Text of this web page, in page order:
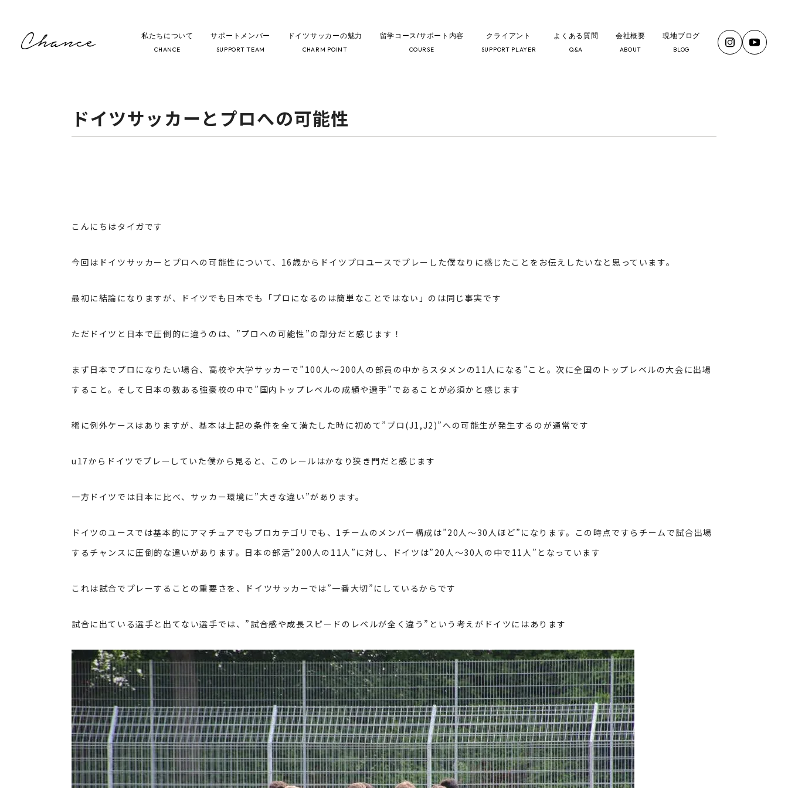
私たちについて
CHANCE
サポートメンバー
SUPPORT TEAM
ドイツサッカーの魅力
CHARM POINT
留学コース/サポート内容
COURSE
クライアント
SUPPORT PLAYER
よくある質問
Q&A
会社概要
ABOUT
現地ブログ
BLOG
ブログ／お知らせ ドイツサッカーとプロへの可能性
ドイツサッカーとプロへの可能性
こんにちはタイガです
今回はドイツサッカーとプロへの可能性について、 16歳からドイツプロユースでプレーした僕なりに感じたことをお伝えしたいなと思っています。
最初に結論になりますが、ドイツでも日本でも「プロになるのは簡単なことではない」のは同じ事実です
ただドイツと日本で圧倒的に違うのは、”プロへの可能性”の部分だと感じます！
まず日本でプロになりたい場合、高校や大学サッカーで” 100人～200人の部員の中からスタメンの11人になる”こと。次に全国のトップレベルの大会に出場
すること。そして日本の数ある強豪校の中で”国内トップレベルの成績や選手”であることが必須かと感じます
稀に例外ケースはありますが、基本は上記の条件を全て満たした時に初めて”プロ(J1 ,J2 )”への可能生が発生するのが通常です
u17からドイツでプレーしていた僕から見ると、このレールはかなり狭き門だと感じます
一方ドイツでは日本に比べ、サッカー環境に”大きな違い”があります。
ドイツのユースでは基本的にアマチュアでもプロカテゴリでも、 1 チームのメンバー構成は”20人～30人ほど”になります。この時点ですらチームで試合出場
するチャンスに圧倒的な違いがあります。日本の部活” 200人の 11人”に対し、ドイツは” 20人～30人の中で 11人”となっています
これは試合でプレーすることの重要さを、ドイツサッカーでは”一番大切”にしているからです
試合に出ている選手と出てない選手では、”試合感や成長スピードのレベルが全く違う”という考えがドイツにはあります